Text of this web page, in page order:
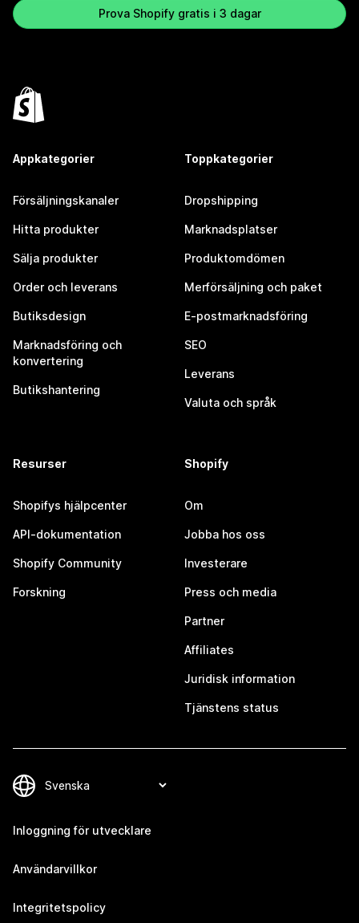
Prova Shopify gratis i 3 dagar
Appkategorier
Försäljningskanaler
Hitta produkter
Sälja produkter
Order och leverans
Butiksdesign
Marknadsföring och
konvertering
Butikshantering
Toppkategorier
Dropshipping
Marknadsplatser
Produktomdömen
Merförsäljning och paket
E-postmarknadsföring
SEO
Leverans
Valuta och språk
Resurser
Shopifys hjälpcenter
API-dokumentation
Shopify Community
Forskning
Shopify
Om
Jobba hos oss
Investerare
Press och media
Partner
Affiliates
Juridisk information
Tjänstens status
Inloggning för utvecklare
Användarvillkor
Integritetspolicy